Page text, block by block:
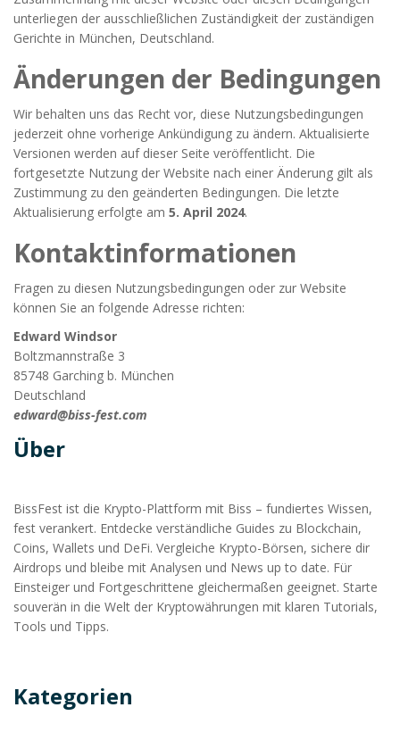
unterliegen der ausschließlichen Zuständigkeit der zuständigen
Gerichte in München, Deutschland.
Änderungen der Bedingungen
Wir behalten uns das Recht vor, diese Nutzungsbedingungen
jederzeit ohne vorherige Ankündigung zu ändern. Aktualisierte
Versionen werden auf dieser Seite veröffentlicht. Die
fortgesetzte Nutzung der Website nach einer Änderung gilt als
Zustimmung zu den geänderten Bedingungen. Die letzte
Aktualisierung erfolgte am 5. April 2024.
Kontaktinformationen
Fragen zu diesen Nutzungsbedingungen oder zur Website
können Sie an folgende Adresse richten:
Edward Windsor
Boltzmannstraße 3
85748 Garching b. München
Deutschland
edward@biss-fest.com
Über
BissFest ist die Krypto-Plattform mit Biss – fundiertes Wissen,
fest verankert. Entdecke verständliche Guides zu Blockchain,
Coins, Wallets und DeFi. Vergleiche Krypto-Börsen, sichere dir
Airdrops und bleibe mit Analysen und News up to date. Für
Einsteiger und Fortgeschrittene gleichermaßen geeignet. Starte
souverän in die Welt der Kryptowährungen mit klaren Tutorials,
Tools und Tipps.
Kategorien